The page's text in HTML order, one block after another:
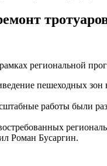
региональной
пешеходных
работы были
Роман Бусаргин.